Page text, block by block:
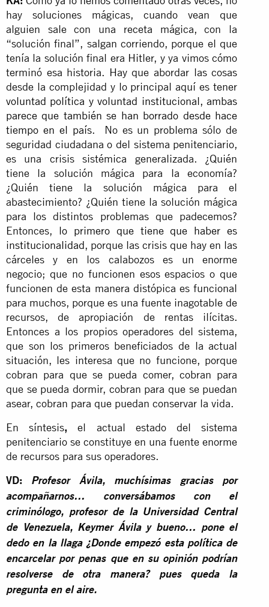
hay soluciones mágicas, cuando vean que
alguien sale con una receta mágica, con la
“solución final”, salgan corriendo, porque el que
tenía la solución final era Hitler, y ya vimos cómo
terminó esa historia. Hay que abordar las cosas
desde la complejidad y lo principal aquí es tener
voluntad política y voluntad institucional, ambas
parece que también se han borrado desde hace
tiempo en el país. No es un problema sólo de
seguridad ciudadana o del sistema penitenciario,
es una crisis sistémica generalizada. ¿Quién
tiene la solución mágica para la economía?
¿Quién tiene la solución mágica para el
abastecimiento? ¿Quién tiene la solución mágica
para los distintos problemas que padecemos?
Entonces, lo primero que tiene que haber es
institucionalidad, porque las crisis que hay en las
cárceles y en los calabozos es un enorme
negocio; que no funcionen esos espacios o que
funcionen de esta manera distópica es funcional
para muchos, porque es una fuente inagotable de
recursos, de apropiación de rentas ilícitas.
Entonces a los propios operadores del sistema,
que son los primeros beneficiados de la actual
situación, les interesa que no funcione, porque
cobran para que se pueda comer, cobran para
que se pueda dormir, cobran para que se puedan
asear, cobran para que puedan conservar la vida.
En síntesis,el actual estado del sistema
penitenciario se constituye en una fuente enorme
de recursos para sus operadores.
VD: Profesor Ávila, muchísimas gracias por
acompañarnos… conversábamos con el
criminólogo, profesor de la Universidad Central
de Venezuela, Keymer Ávila y bueno… pone el
dedo en la llaga ¿Donde empezó esta política de
encarcelar por penas que en su opinión podrían
resolverse de otra manera? pues queda la
pregunta en el aire.